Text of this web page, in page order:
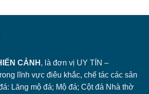
CẢNH , là đơn vị UY TÍN –
lĩnh vực điêu khắc, chế tác các sản
Lăng mộ đá; Mộ đá; Cột đá Nhà thờ